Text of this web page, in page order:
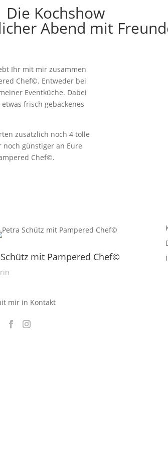
Die Kochshow
Abend mit
Ihr mit mir zusammen
Chef©. Entweder bei
Eventküche. Dabei
frisch gebackenes
zusätzlich noch 4 tolle
noch günstiger an Eure
Chef©.
mit Pampered Chef©
mir in Kontakt